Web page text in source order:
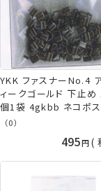
YKK ファスナーNo.4
ィークゴールド 下止め
個1袋 4gkbb ネコポ
ンティック下止 手芸の
（0）
495